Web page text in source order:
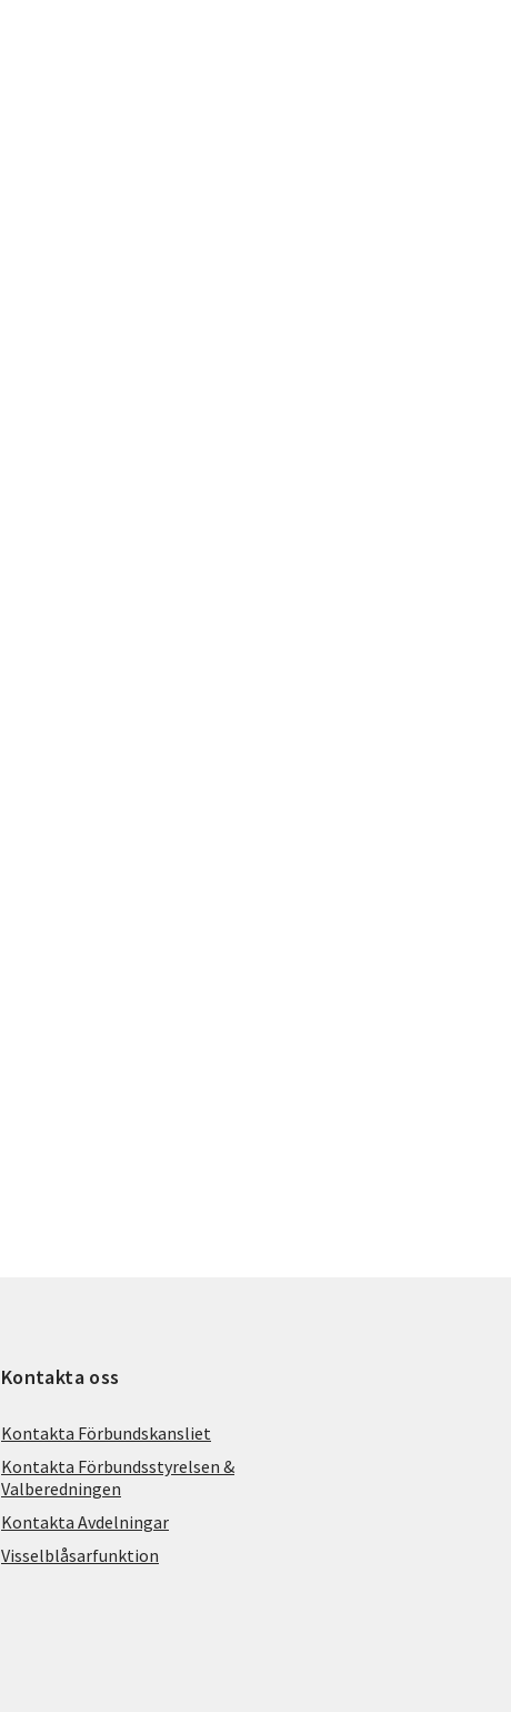
Kontakta oss
Kontakta Förbundskansliet
Kontakta Förbundsstyrelsen &
Valberedningen
Kontakta Avdelningar
Visselblåsarfunktion